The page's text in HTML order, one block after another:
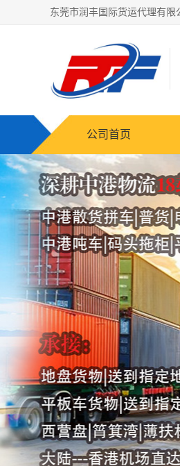
公司首页